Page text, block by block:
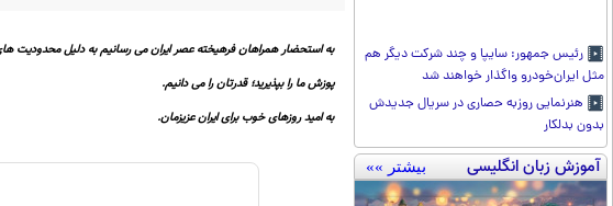
رئیس جمهور: سایپا و چند شرکت دیگر هم
مثل ایران‌خودرو واگذار خواهند شد
هنرنمایی روزبه حصاری در سریال جدیدش
بدون بدلکار
آموزش زبان انگلیسی بیشتر »»
به استحضار همراهان فرهیخته عصر ایران می رسانیم به دلیل محدودیت
پوزش ما را بپذیرید؛ قدرتان را می دانیم.
به امید روزهای خوب برای ایران عزیزمان.